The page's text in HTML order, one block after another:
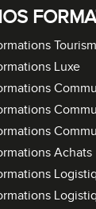
Luxe
Achats